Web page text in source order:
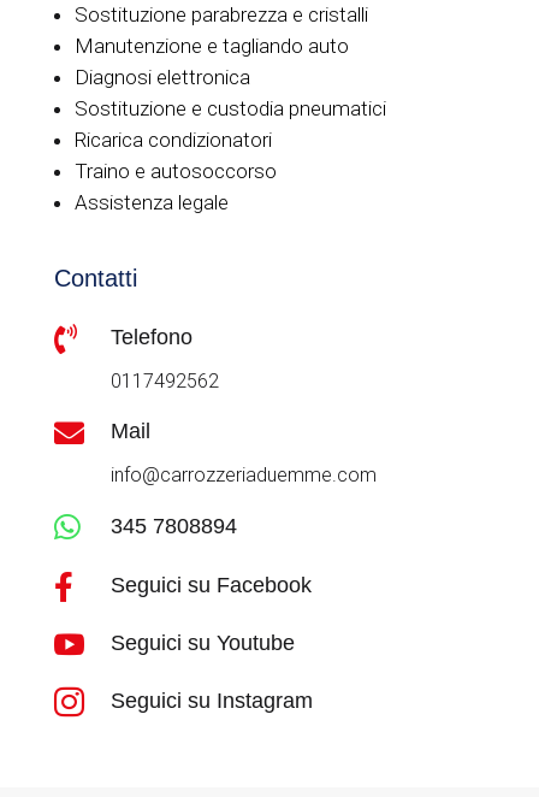
Sostituzione parabrezza e cristalli
Manutenzione e tagliando auto
Diagnosi elettronica
Sostituzione e custodia pneumatici
Ricarica condizionatori
Traino e autosoccorso
Assistenza legale
Contatti
 Telefono
0117492562
 Mail
info@carrozzeriaduemme.com
 345 7808894
 Seguici su Facebook
 Seguici su Youtube
 Seguici su Instagram